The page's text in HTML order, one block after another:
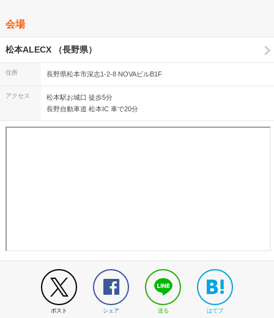
会場
松本ALECX （長野県）
住所 長野県松本市深志1-2-8 NOVAビルB1F
アクセス
松本駅お城口 徒歩5分
長野自動車道 松本IC 車で20分
ポスト シェア 送る はてブ